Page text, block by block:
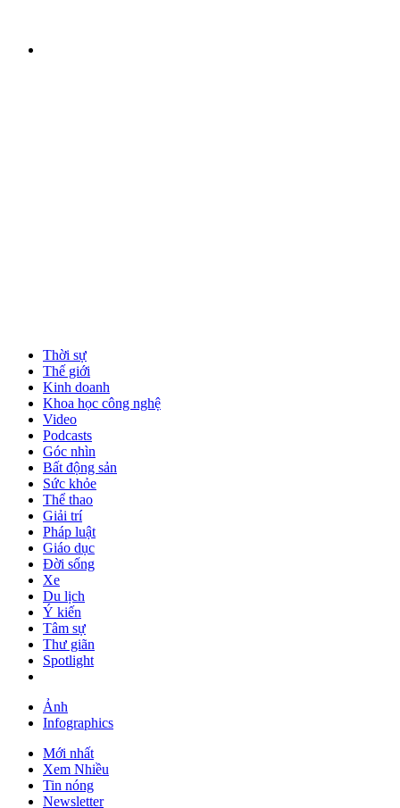
Thời sự
Thế giới
Kinh doanh
Khoa học công nghệ
Video
Podcasts
Góc nhìn
Bất động sản
Sức khỏe
Thể thao
Giải trí
Pháp luật
Giáo dục
Đời sống
Xe
Du lịch
Ý kiến
Tâm sự
Thư giãn
Spotlight
Ảnh
Infographics
Mới nhất
Xem Nhiều
Tin nóng
Newsletter